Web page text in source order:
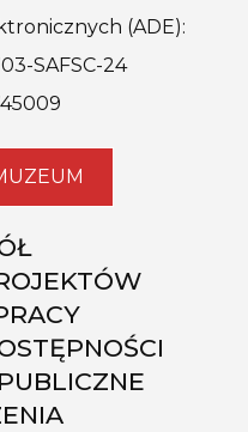
(ADE):
SAFSC-24